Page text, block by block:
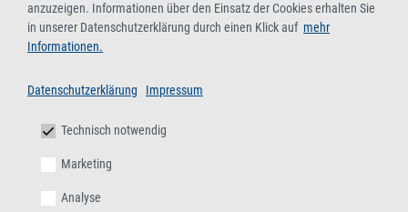
anzuzeigen. Informationen über den Einsatz der Cookies erhalten Sie
in unserer Datenschutzerklärung durch einen Klick auf mehr
Informationen.
Datenschutzerklärung Impressum
Technisch notwendig
Marketing
Analyse